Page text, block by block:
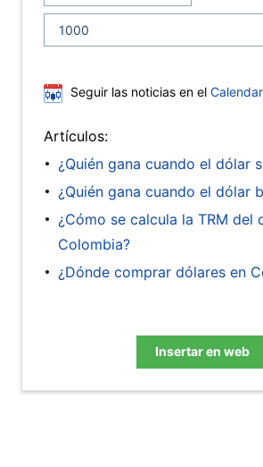
Seguir las noticias en el
Artículos:
¿Quién gana cuando el dólar
¿Quién gana cuando el dólar
¿Cómo se calcula la TRM del
Colombia?
¿Dónde comprar dólares en
Insertar en web